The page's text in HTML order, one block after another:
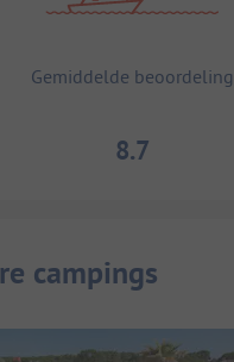
Gemiddelde beoordeling
8.7
campings